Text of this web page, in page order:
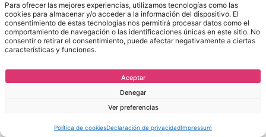
Para ofrecer las mejores experiencias, utilizamos tecnologías como las
cookies para almacenar y/o acceder a la información del dispositivo. El
consentimiento de estas tecnologías nos permitirá procesar datos como el
comportamiento de navegación o las identificaciones únicas en este sitio. No
consentir o retirar el consentimiento, puede afectar negativamente a ciertas
características y funciones.
Aceptar
Denegar
Ver preferencias
Política de cookiesDeclaración de privacidadImpressum